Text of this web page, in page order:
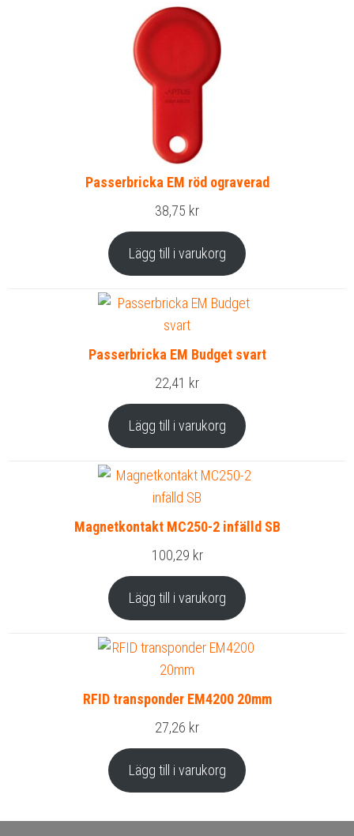
Passerbricka EM röd ograverad
38,75 kr
Lägg till i varukorg
Passerbricka EM Budget svart
22,41 kr
Lägg till i varukorg
Magnetkontakt MC250-2 infälld SB
100,29 kr
Lägg till i varukorg
RFID transponder EM4200 20mm
27,26 kr
Lägg till i varukorg